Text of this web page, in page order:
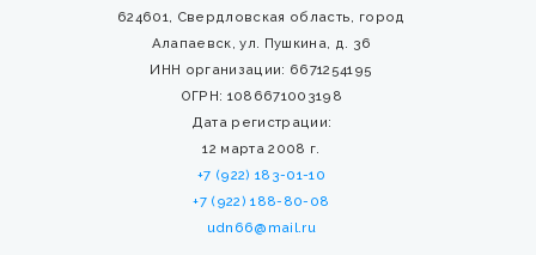
624601, Свердловская область, город
Алапаевск, ул. Пушкина, д. 36
ИНН организации: 6671254195
ОГРН: 1086671003198
Дата регистрации:
12 марта 2008 г.
+7 (922) 183-01-10
+7 (922) 188-80-08
udn66@mail.ru